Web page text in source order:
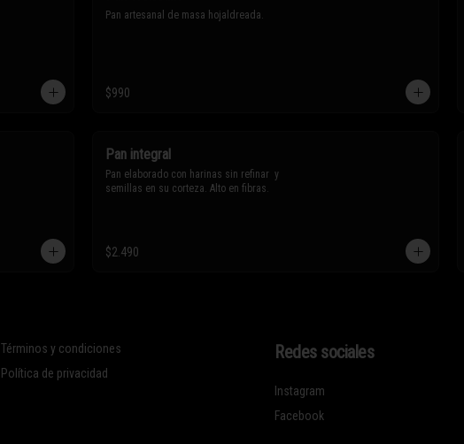
Pan artesanal de masa hojaldreada.
$990
Pan integral
Pan elaborado con harinas sin refinar  y
semillas en su corteza. Alto en fibras.
$2.490
Términos y condiciones
Política de privacidad
Redes sociales
Instagram
Facebook